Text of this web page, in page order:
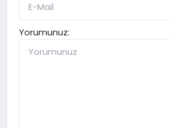
Yorumunuz: